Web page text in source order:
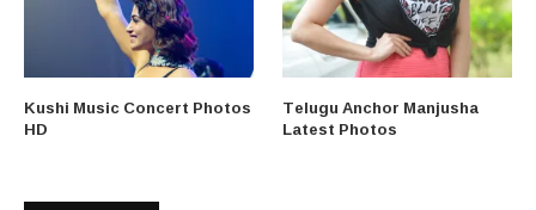
Kushi Music Concert Photos
HD
Telugu Anchor Manjusha
Latest Photos